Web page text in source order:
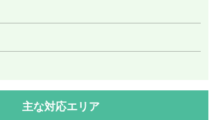
主な対応エリア